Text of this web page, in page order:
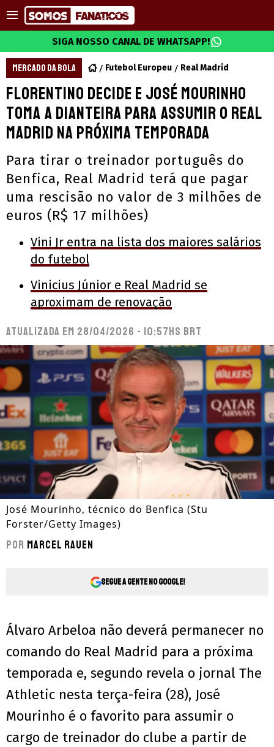
SIGA NOSSO CANAL DE WHATSAPP!
MERCADO DA BOLA Futebol Europeu Real Madrid
Florentino decide e José Mourinho
toma a dianteira para assumir o Real
Madrid na próxima temporada
Para tirar o treinador português do
Benfica, Real Madrid terá que pagar
uma rescisão no valor de 3 milhões de
euros (R$ 17 milhões)
Vini Jr entra na lista dos maiores salários
do futebol
Vinicius Júnior e Real Madrid se
aproximam de renovação
Atualizada em 28/04/2026 - 10:57hs BRT
José Mourinho, técnico do Benfica (Stu
Forster/Getty Images)
Por Marcel Rauen
Segue a gente no Google!
Álvaro Arbeloa não deverá permanecer no
comando do Real Madrid para a próxima
temporada e, segundo revela o jornal The
Athletic nesta terça-feira (28), José
Mourinho é o favorito para assumir o
cargo de treinador do clube a partir de